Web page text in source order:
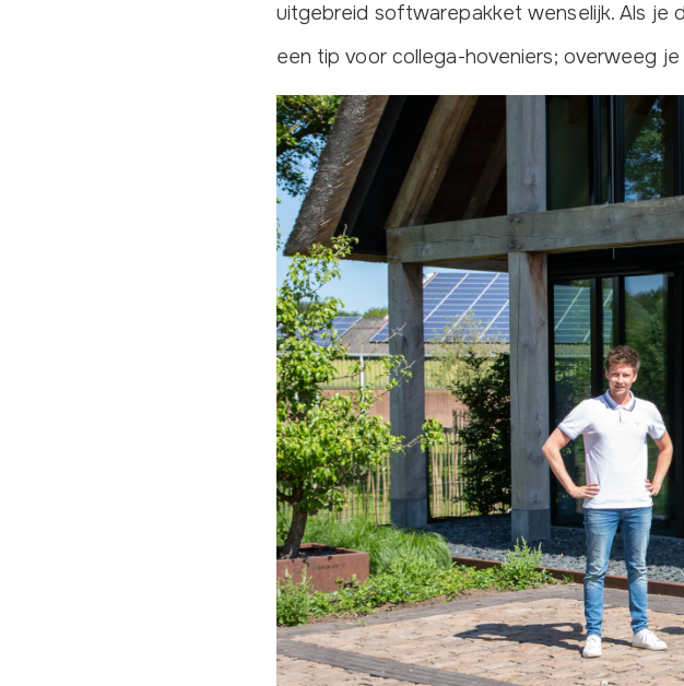
uitgebreid softwarepakket wenselijk. Als je
een tip voor collega-hoveniers; overweeg